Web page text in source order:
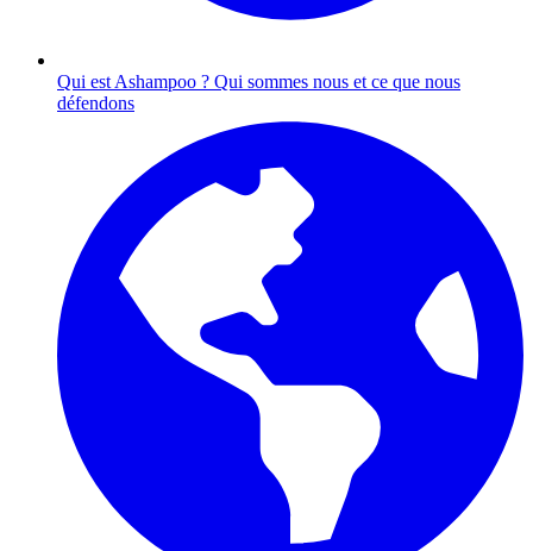
Qui est Ashampoo ? Qui sommes nous et ce que nous
défendons